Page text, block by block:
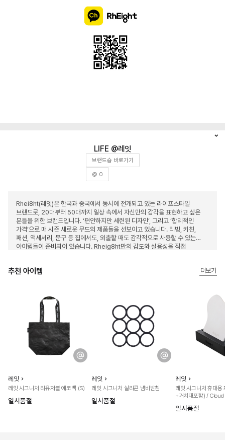
레잇
브랜드숍 바로가기
@ 0
Rhei8ht(레잇)은 한국과 중국에서 동시에 전개되고 있는 라이프스타일
브랜드로, 20대부터 50대까지 일상 속에서 자신만의 감각을 표현하고 싶은
분들을 위한 브랜드입니다. ‘편안하지만 세련된 디자인’, 그리고 ‘합리적인
가격’으로 매 시즌 새로운 무드의 제품들을 선보이고 있습니다. 리빙, 키친,
패션, 액세서리, 문구 등 집에서도, 외출할 때도 감각적으로 사용할 수 있는
아이템들이 준비되어 있습니다. Rheig8ht만의 감도와 실용성을 직접
추천 아이템 더보기
레잇
레잇 시그니처 리유저블 에코백 (S)
일시품절
레잇
레잇 시그니처 실리콘 냄비받침
일시품절
레잇
레잇 시그니처 휴대용
+거치대포함) / Cloud
일시품절